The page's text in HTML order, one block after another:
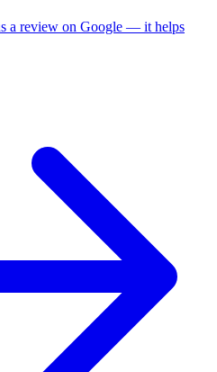
a review on Google — it helps